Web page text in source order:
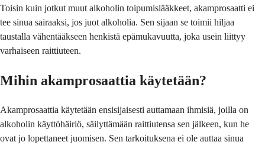
Toisin kuin jotkut muut alkoholin toipumislääkkeet, akamprosaatti ei
tee sinua sairaaksi, jos juot alkoholia. Sen sijaan se toimii hiljaa
taustalla vähentääkseen henkistä epämukavuutta, joka usein liittyy
varhaiseen raittiuteen.
Mihin akamprosaattia käytetään?
Akamprosaattia käytetään ensisijaisesti auttamaan ihmisiä, joilla on
alkoholin käyttöhäiriö, säilyttämään raittiutensa sen jälkeen, kun he
ovat jo lopettaneet juomisen. Sen tarkoituksena ei ole auttaa sinua